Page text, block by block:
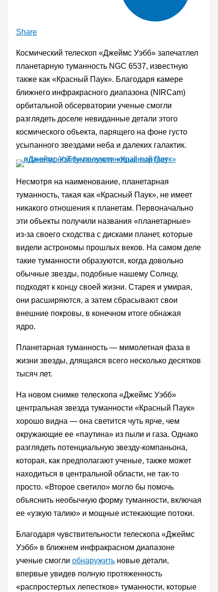
Share
Космический телескоп «Джеймс Уэбб» запечатлел
планетарную туманность NGC 6537, известную
также как «Красный Паук». Благодаря камере
ближнего инфракрасного диапазона (NIRCam)
орбитальной обсерватории ученые смогли
разглядеть доселе невиданные детали этого
космического объекта, парящего на фоне густо
усыпанного звездами неба и далеких галактик.
Несмотря на наименование, планетарная
туманность, такая как «Красный Паук», не имеет
никакого отношения к планетам. Первоначально
эти объекты получили названия «планетарные»
из-за своего сходства с дисками планет, которые
видели астрономы прошлых веков. На самом деле
такие туманности образуются, когда довольно
обычные звезды, подобные нашему Солнцу,
подходят к концу своей жизни. Старея и умирая,
они расширяются, а затем сбрасывают свои
внешние покровы, в конечном итоге обнажая
ядро.
Планетарная туманность — мимолетная фаза в
жизни звезды, длящаяся всего несколько десятков
тысяч лет.
На новом снимке телескопа «Джеймс Уэбб»
центральная звезда туманности «Красный Паук»
хорошо видна — она светится чуть ярче, чем
окружающие ее «паутина» из пыли и газа. Однако
разглядеть потенциальную звезду-компаньона,
которая, как предполагают ученые, также может
находиться в центральной области, не так-то
просто. «Второе светило» могло бы помочь
объяснить необычную форму туманности, включая
ее «узкую талию» и мощные истекающие потоки.
Благодаря чувствительности телескопа «Джеймс
Уэбб» в ближнем инфракрасном диапазоне
ученые смогли обнаружитьновые детали,
впервые увидев полную протяженность
«распростертых лепестков» туманности, которые